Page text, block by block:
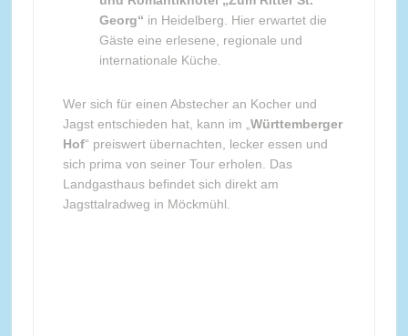
Georg“ in Heidelberg. Hier erwartet die
Gäste eine erlesene, regionale und
internationale Küche.
Wer sich für einen Abstecher an Kocher und
Jagst entschieden hat, kann im „ Württemberger
Hof“ preiswert übernachten, lecker essen und
sich prima von seiner Tour erholen. Das
Landgasthaus befindet sich direkt am
Jagsttalradweg in Möckmühl.